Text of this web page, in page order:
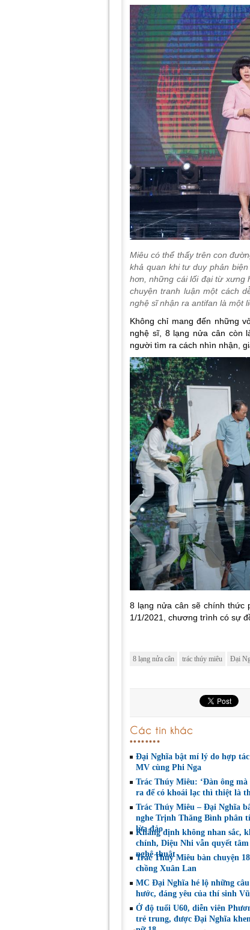
Miêu có thể thấy trên con
khả quan khi tư duy phản
hơn, những cái lối đại từ xưng
chuyện tranh luận một cách
nghệ sĩ nhận ra antifan là một
Không chỉ mang đến những
nghệ sĩ, 8 lạng nửa cân còn
người tìm ra cách nhìn nhận,
8 lạng nửa cân sẽ chính thức
1/1/2021, chương trình có sự
8 lạng nửa cân trác thúy miêu Đại
Các tin khác
Đại Nghĩa bật mí lý do hợp tác
MV cùng Phi Nga
Trác Thúy Miêu: ‘Đàn ông mà
ra để có khoái lạc thì thiệt là
Trác Thúy Miêu – Đại Nghĩa
nghe Trịnh Thăng Bình phân
lừa đảo
Khẳng định không nhan sắc,
chính, Diệu Nhi vẫn quyết
nghệ thuật
Trác Thúy Miêu bàn chuyện
chồng Xuân Lan
MC Đại Nghĩa hé lộ những
hước, đáng yêu của thí sinh
Ở độ tuổi U60, diễn viên
trẻ trung, được Đại Nghĩa